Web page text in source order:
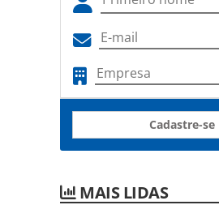
Cadastre-se
MAIS LIDAS